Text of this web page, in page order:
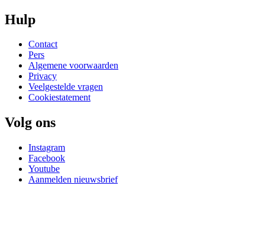
Hulp
Contact
Pers
Algemene voorwaarden
Privacy
Veelgestelde vragen
Cookiestatement
Volg ons
Instagram
Facebook
Youtube
Aanmelden nieuwsbrief